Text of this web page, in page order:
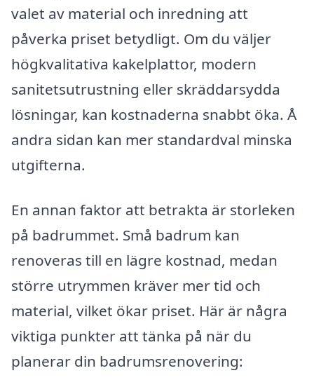
valet av material och inredning att
påverka priset betydligt. Om du väljer
högkvalitativa kakelplattor, modern
sanitetsutrustning eller skräddarsydda
lösningar, kan kostnaderna snabbt öka. Å
andra sidan kan mer standardval minska
utgifterna.
En annan faktor att betrakta är storleken
på badrummet. Små badrum kan
renoveras till en lägre kostnad, medan
större utrymmen kräver mer tid och
material, vilket ökar priset. Här är några
viktiga punkter att tänka på när du
planerar din badrumsrenovering: